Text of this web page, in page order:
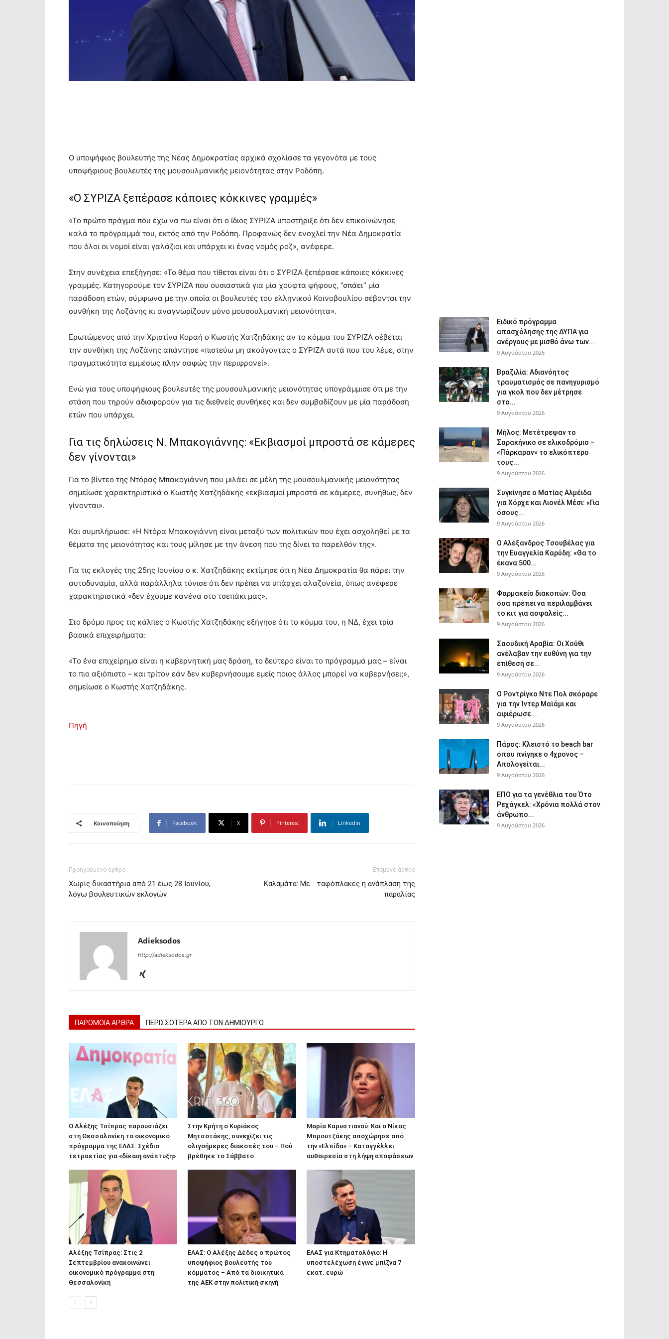
Ο υποψήφιος βουλευτής της Νέας Δημοκρατίας αρχικά σχολίασε τα γεγονότα με τους
υποψήφιους βουλευτές της μουσουλμανικής μειονότητας στην Ροδόπη.
«Ο ΣΥΡΙΖΑ ξεπέρασε κάποιες κόκκινες γραμμές»
«Το πρώτο πράγμα που έχω να πω είναι ότι ο ίδιος ΣΥΡΙΖΑ υποστήριξε ότι δεν επικοινώνησε
καλά το πρόγραμμά του, εκτός από την Ροδόπη. Προφανώς δεν ενοχλεί την Νέα Δημοκρατία
που όλοι οι νομοί είναι γαλάζιοι και υπάρχει κι ένας νομός ροζ», ανέφερε.
Στην συνέχεια επεξήγησε: «Το θέμα που τίθεται είναι ότι ο ΣΥΡΙΖΑ ξεπέρασε κάποιες κόκκινες
γραμμές. Κατηγορούμε τον ΣΥΡΙΖΑ που ουσιαστικά για μία χούφτα ψήφους, ”σπάει” μία
παράδοση ετών, σύμφωνα με την οποία οι βουλευτές του ελληνικού Κοινοβουλίου σέβονται την
συνθήκη της Λοζάνης κι αναγνωρίζουν μόνο μουσουλμανική μειονότητα».
Ερωτώμενος από την Χριστίνα Κοραή ο Κωστής Χατζηδάκης αν το κόμμα του ΣΥΡΙΖΑ σέβεται
την συνθήκη της Λοζάνης απάντησε «πιστεύω μη ακούγοντας ο ΣΥΡΙΖΑ αυτά που του λέμε, στην
πραγματικότητα εμμέσως πλην σαφώς την περιφρονεί».
Ενώ για τους υποψήφιους βουλευτές της μουσουλμανικής μειονότητας υπογράμμισε ότι με την
στάση που τηρούν αδιαφορούν για τις διεθνείς συνθήκες και δεν συμβαδίζουν με μία παράδοση
ετών που υπάρχει.
Για τις δηλώσεις Ν. Μπακογιάννης: «Εκβιασμοί μπροστά σε κάμερες
δεν γίνονται»
Για το βίντεο της Ντόρας Μπακογιάννη που μιλάει σε μέλη της μουσουλμανικής μειονότητας
σημείωσε χαρακτηριστικά ο Κωστής Χατζηδάκης «εκβιασμοί μπροστά σε κάμερες, συνήθως, δεν
γίνονται».
Και συμπλήρωσε: «Η Ντόρα Μπακογιάννη είναι μεταξύ των πολιτικών που έχει ασχοληθεί με τα
θέματα της μειονότητας και τους μίλησε με την άνεση που της δίνει το παρελθόν της».
Για τις εκλογές της 25ης Ιουνίου ο κ. Χατζηδάκης εκτίμησε ότι η Νέα Δημοκρατία θα πάρει την
αυτοδυναμία, αλλά παράλληλα τόνισε ότι δεν πρέπει να υπάρχει αλαζονεία, όπως ανέφερε
χαρακτηριστικά «δεν έχουμε κανένα στο τσεπάκι μας».
Στο δρόμο προς τις κάλπες ο Κωστής Χατζηδάκης εξήγησε ότι το κόμμα του, η ΝΔ, έχει τρία
βασικά επιχειρήματα:
«Το ένα επιχείρημα είναι η κυβερνητική μας δράση, το δεύτερο είναι το πρόγραμμά μας – είναι
το πιο αξιόπιστο – και τρίτον εάν δεν κυβερνήσουμε εμείς ποιος άλλος μπορεί να κυβερνήσει;»,
σημείωσε ο Κωστής Χατζηδάκης.
Πηγή
Κοινοποίηση Facebook X Pinterest Linkedin
Προηγούμενο άρθρο
Χωρίς δικαστήρια από 21 έως 28 Ιουνίου,
λόγω βουλευτικών εκλογών
Επόμενο άρθρο
Καλαμάτα: Με… ταφόπλακες η ανάπλαση της
παραλίας
Adieksodos
http://adieksodos.gr
ΠΑΡΟΜΟΙΑ ΑΡΘΡΑ ΠΕΡΙΣΣΟΤΕΡΑ ΑΠΟ ΤΟΝ ΔΗΜΙΟΥΡΓΟ
Ο Αλέξης Τσίπρας παρουσιάζει
στη Θεσσαλονίκη το οικονομικό
πρόγραμμα της ΕΛΑΣ: Σχέδιο
τετραετίας για «δίκαιη ανάπτυξη»
Στην Κρήτη ο Κυριάκος
Μητσοτάκης, συνεχίζει τις
ολιγοήμερες διακοπές του – Πού
βρέθηκε το Σάββατο
Μαρία Καρυστιανού: Και ο Νίκος
Μπρουτζάκης αποχώρησε από
την «Ελπίδα» – Καταγγέλλει
αυθαιρεσία στη λήψη αποφάσεων
Αλέξης Τσίπρας: Στις 2
Σεπτεμβρίου ανακοινώνει
οικονομικό πρόγραμμα στη
Θεσσαλονίκη
ΕΛΑΣ: Ο Αλέξης Δέδες ο πρώτος
υποψήφιος βουλευτής του
κόμματος – Από τα διοικητικά
της ΑΕΚ στην πολιτική σκηνή
ΕΛΑΣ για Κτηματολόγιο: Η
υποστελέχωση έγινε μπίζνα 7
εκατ. ευρώ
Ειδικό πρόγραμμα
απασχόλησης της ΔΥΠΑ για
ανέργους με μισθό άνω των...
9 Αυγούστου 2026
Βραζιλία: Αδιανόητος
τραυματισμός σε πανηγυρισμό
για γκολ που δεν μέτρησε
στο...
9 Αυγούστου 2026
Μήλος: Μετέτρεψαν το
Σαρακήνικο σε ελικοδρόμιο –
«Πάρκαραν» το ελικόπτερο
τους...
9 Αυγούστου 2026
Συγκίνησε ο Ματίας Αλμέιδα
για Χόρχε και Λιονέλ Μέσι: «Για
όσους...
9 Αυγούστου 2026
Ο Αλέξανδρος Τσουβέλας για
την Ευαγγελία Καρύδη: «Θα το
έκανα 500...
9 Αυγούστου 2026
Φαρμακείο διακοπών: Όσα
όσα πρέπει να περιλαμβάνει
το κιτ για ασφαλείς...
9 Αυγούστου 2026
Σαουδική Αραβία: Οι Χούθι
ανέλαβαν την ευθύνη για την
επίθεση σε...
9 Αυγούστου 2026
Ο Ροντρίγκο Ντε Πολ σκόραρε
για την Ίντερ Μαϊάμι και
αφιέρωσε...
9 Αυγούστου 2026
Πάρος: Κλειστό το beach bar
όπου πνίγηκε ο 4χρονος –
Απολογείται...
9 Αυγούστου 2026
ΕΠΟ για τα γενέθλια του Ότο
Ρεχάγκελ: «Χρόνια πολλά στον
άνθρωπο...
9 Αυγούστου 2026